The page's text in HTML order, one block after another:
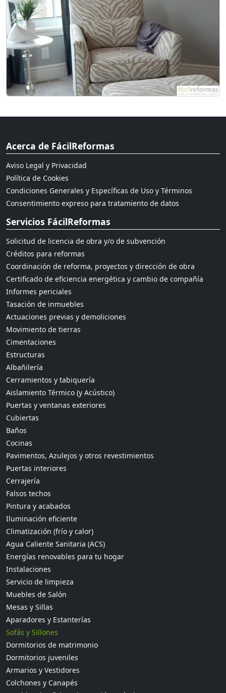
Acerca de FácilReformas
Aviso Legal y Privacidad
Política de Cookies
Condiciones Generales y Específicas de Uso y Términos
Consentimiento expreso para tratamiento de datos
Servicios FácilReformas
Solicitud de licencia de obra y/o de subvención
Créditos para reformas
Coordinación de reforma, proyectos y dirección de obra
Certificado de eficiencia energética y cambio de compañía
Informes periciales
Tasación de inmuebles
Actuaciones previas y demoliciones
Movimiento de tierras
Cimentaciones
Estructuras
Albañilería
Cerramientos y tabiquería
Aislamiento Térmico (y Acústico)
Puertas y ventanas exteriores
Cubiertas
Baños
Cocinas
Pavimentos, Azulejos y otros revestimientos
Puertas interiores
Cerrajería
Falsos techos
Pintura y acabados
Iluminación eficiente
Climatización (frío y calor)
Agua Caliente Sanitaria (ACS)
Energías renovables para tu hogar
Instalaciones
Servicio de limpieza
Muebles de Salón
Mesas y Sillas
Aparadores y Estanterías
Sofás y Sillones
Dormitorios de matrimonio
Dormitorios juveniles
Armarios y Vestidores
Colchones y Canapés